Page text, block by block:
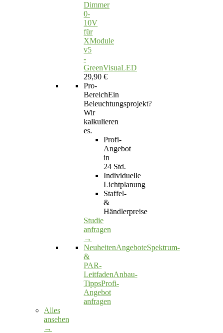
Dimmer
0-
10V
für
XModule
v5
-
GreenVisuaLED
29,90 €
Pro-
BereichEin
Beleuchtungsprojekt?
Wir
kalkulieren
es.
Profi-
Angebot
in
24 Std.
Individuelle
Lichtplanung
Staffel-
&
Händlerpreise
Studie
anfragen
→
NeuheitenAngeboteSpektrum-
&
PAR-
LeitfadenAnbau-
TippsProfi-
Angebot
anfragen
Alles
ansehen
→